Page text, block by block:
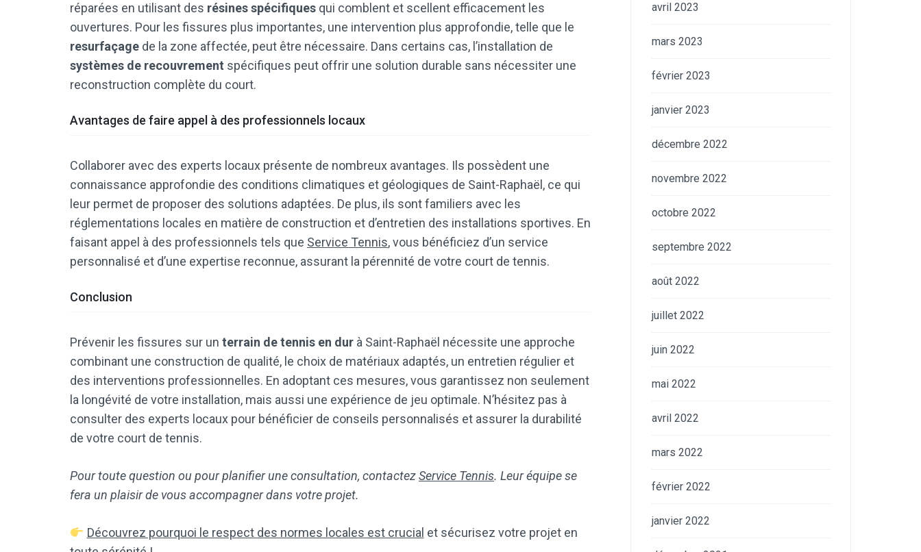
réparées en utilisant des résines spécifiques qui comblent et scellent efficacement les
ouvertures. Pour les fissures plus importantes, une intervention plus approfondie, telle que le
resurfaçage de la zone affectée, peut être nécessaire. Dans certains cas, l’installation de
systèmes de recouvrement spécifiques peut offrir une solution durable sans nécessiter une
reconstruction complète du court.
Avantages de faire appel à des professionnels locaux
Collaborer avec des experts locaux présente de nombreux avantages. Ils possèdent une
connaissance approfondie des conditions climatiques et géologiques de Saint-Raphaël, ce qui
leur permet de proposer des solutions adaptées. De plus, ils sont familiers avec les
réglementations locales en matière de construction et d’entretien des installations sportives. En
faisant appel à des professionnels tels que Service Tennis, vous bénéficiez d’un service
personnalisé et d’une expertise reconnue, assurant la pérennité de votre court de tennis.
Conclusion
Prévenir les fissures sur un terrain de tennis en dur à Saint-Raphaël nécessite une approche
combinant une construction de qualité, le choix de matériaux adaptés, un entretien régulier et
des interventions professionnelles. En adoptant ces mesures, vous garantissez non seulement
la longévité de votre installation, mais aussi une expérience de jeu optimale. N’hésitez pas à
consulter des experts locaux pour bénéficier de conseils personnalisés et assurer la durabilité
de votre court de tennis.
Pour toute question ou pour planifier une consultation, contactezService Tennis. Leur équipe se
fera un plaisir de vous accompagner dans votre projet.
Découvrez pourquoi le respect des normes locales est crucial et sécurisez votre projet en
avril 2023
mars 2023
février 2023
janvier 2023
décembre 2022
novembre 2022
octobre 2022
septembre 2022
août 2022
juillet 2022
juin 2022
mai 2022
avril 2022
mars 2022
février 2022
janvier 2022